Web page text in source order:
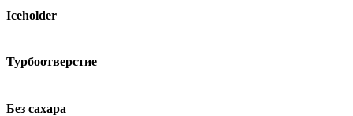
Iceholder
Турбоотверстие
Без сахара